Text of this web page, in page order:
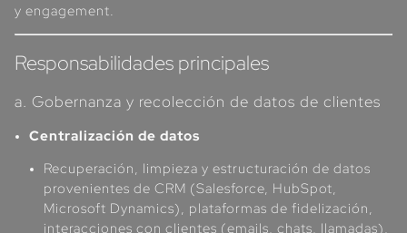
y engagement.
Responsabilidades principales
a. Gobernanza y recolección de datos de clientes
Centralización de datos
Recuperación, limpieza y estructuración de datos
provenientes de CRM (Salesforce, HubSpot,
Microsoft Dynamics), plataformas de fidelización,
interacciones con clientes (emails, chats, llamadas),